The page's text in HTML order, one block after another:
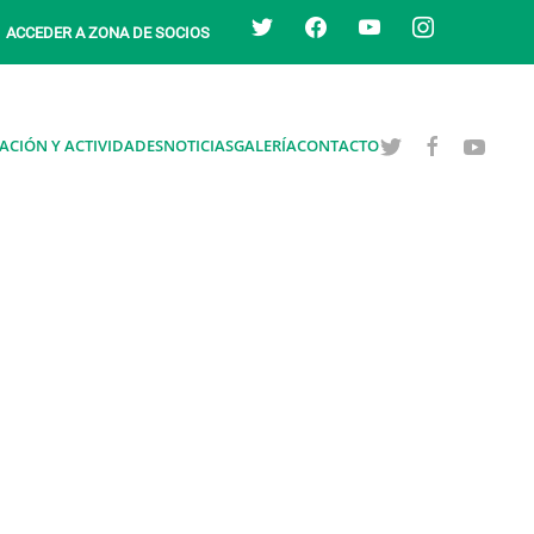
ACCEDER A ZONA DE SOCIOS
twitter facebook youtube instagram
Y ACTIVIDADESNOTICIASGALERÍACONTACTO